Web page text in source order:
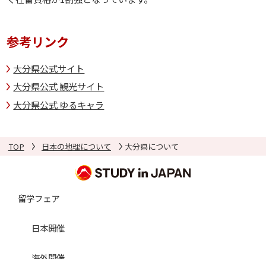
参考リンク
大分県公式サイト
大分県公式 観光サイト
大分県公式 ゆるキャラ
TOP 日本の地理について 大分県について
留学フェア
日本開催